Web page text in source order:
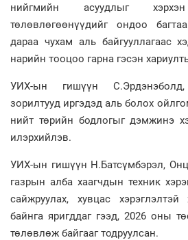
нийгмийн асуудлыг
төлөвлөгөөнүүдийг ондоо
дараа чухам аль байгууллагаас
нарийн тооцоо гарна гэсэн
УИХ-ын гишүүн
зорилтууд иргэдэд аль болох
нийт төрийн бодлогыг дэмжинэ
илэрхийлэв.
УИХ-ын гишүүн Н.Батсүмбэрэл,
газрын алба хаагчдын техник
сайжруулах, хувцас хэрэглэлтэй
байнга яригддаг гээд, 2026 оны
төлөвлөж байгааг тодруулсан.